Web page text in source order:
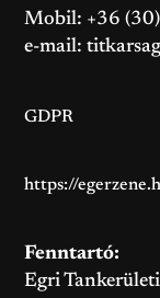
Mobil: +36
e-mail:
GDPR
https://
Fenntartó:
Egri